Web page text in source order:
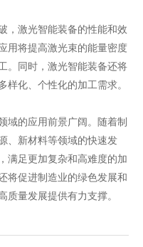
，激光智能装备的性能和效
用将提高激光束的能量密度
。同时，激光智能装备还将
化、个性化的加工需求。
域的应用前景广阔。随着制
、新材料等领域的快速发
满足更加复杂和高难度的加
将促进制造业的绿色发展和
量发展提供有力支撑。